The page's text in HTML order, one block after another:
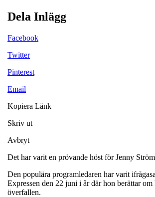
Dela Inlägg
Facebook
Twitter
Pinterest
Email
Kopiera Länk
Skriv ut
Avbryt
Det har varit en prövande höst för Jenny
Den populära programledaren har varit
Expressen den 22 juni i år där hon berättar
överfallen.